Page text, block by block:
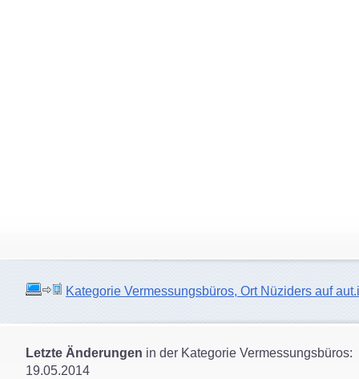
Kategorie Vermessungsbüros, Ort Nüziders auf
Letzte Änderungen in der Kategorie Vermessungsbüros:
19.05.2014